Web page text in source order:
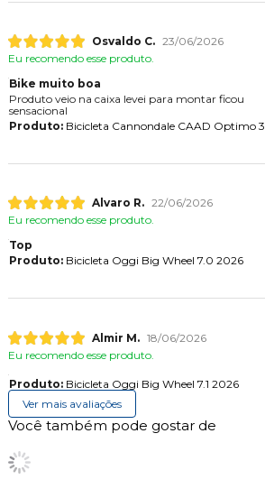
Osvaldo C. 23/06/2026
Eu recomendo esse produto.
Bike muito boa
Produto veio na caixa levei para montar ficou
sensacional
Produto:Bicicleta Cannondale CAAD Optimo 3
Alvaro R. 22/06/2026
Eu recomendo esse produto.
Top
Produto:Bicicleta Oggi Big Wheel 7.0 2026
Almir M. 18/06/2026
Eu recomendo esse produto.
Produto:Bicicleta Oggi Big Wheel 7.1 2026
Ver mais avaliações
Você também pode gostar de